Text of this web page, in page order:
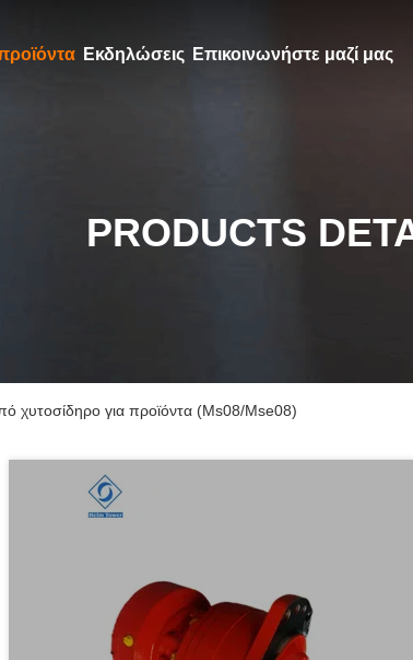
Εκδηλώσεις Επικοινωνήστε μαζί μας
PRODUCTS
χυτοσίδηρο για προϊόντα (Ms08/Mse08)